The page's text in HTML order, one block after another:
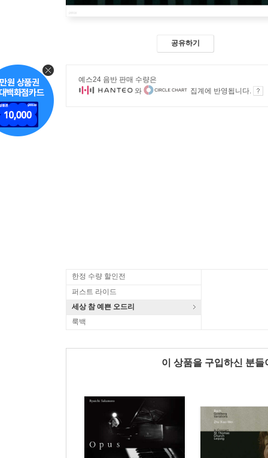
공유하기
예스24 음반 판매 수량은
와
집계에 반영됩니다.
한정 수량 할인전
퍼스트 라이드
세상 참 예쁜 오드리
룩백
이 상품을 구입하신 분